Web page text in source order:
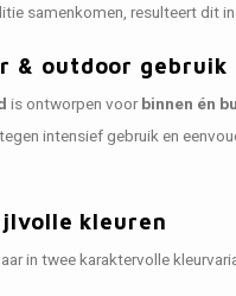
samenkomen, resulteert dit
& outdoor gebruik
is ontworpen voorbinnen én
intensief gebruik en
kleuren
in twee karaktervolle